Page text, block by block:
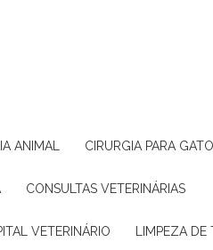
ANIMAL CIRURGIA PARA
CONSULTAS VETERINÁRIAS
VETERINÁRIO LIMPEZA